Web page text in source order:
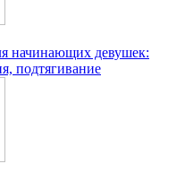
начинающих девушек:
подтягивание